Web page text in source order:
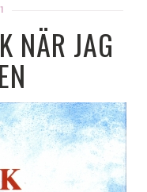
NÄR JAG